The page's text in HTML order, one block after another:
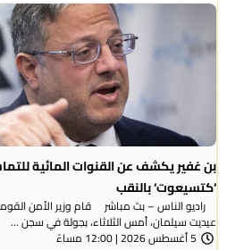
بن غفير يكشف عن القنوات المائية
‘كتسيعوت‘ بالنقب
راديو الناس – بث مباشر قام وزير الأمن القومي
عيديت سيلمان، أمس الثلاثاء، بجولة في سجن ...
5 أغسطس 2026 | 12:00 مساءً